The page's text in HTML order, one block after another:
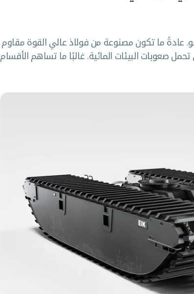
عادةً ما تكون مصنوعة من فولاذ عالي القوة مقاوم
صعوبات البيئات المائية. غالبًا ما تساهم الأقسام